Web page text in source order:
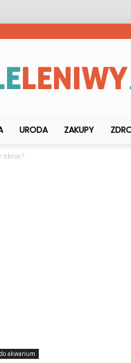
URODA ZAKUPY
oknie?
akwarium